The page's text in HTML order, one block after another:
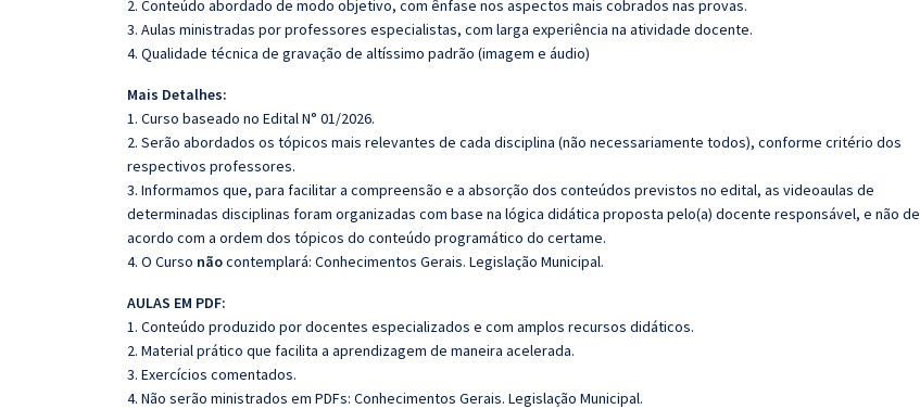
2. Conteúdo abordado de modo objetivo, com ênfase nos aspectos mais cobrados nas provas.
3. Aulas ministradas por professores especialistas, com larga experiência na atividade docente.
4. Qualidade técnica de gravação de altíssimo padrão (imagem e áudio)
Mais Detalhes:
1. Curso baseado no Edital N° 01/2026.
2. Serão abordados os tópicos mais relevantes de cada disciplina (não necessariamente todos), conforme critério dos
respectivos professores.
3. Informamos que, para facilitar a compreensão e a absorção dos conteúdos previstos no edital, as videoaulas de
determinadas disciplinas foram organizadas com base na lógica didática proposta pelo(a) docente responsável, e não de
acordo com a ordem dos tópicos do conteúdo programático do certame.
4. O Curso nãocontemplará: Conhecimentos Gerais. Legislação Municipal.
AULAS EM PDF:
1. Conteúdo produzido por docentes especializados e com amplos recursos didáticos.
2. Material prático que facilita a aprendizagem de maneira acelerada.
3. Exercícios comentados.
4. Não serão ministrados em PDFs: Conhecimentos Gerais. Legislação Municipal.